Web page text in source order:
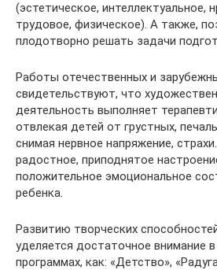
(эстетическое, интеллектуальное,
трудовое, физическое). А также,
плодотворно решать задачи
Работы отечественных и
свидетельствуют, что
деятельность выполняет
отвлекая детей от грустных,
снимая нервное напряжение,
радостное, приподнятое
положительное эмоциональное
ребенка.
Развитию творческих
уделяется достаточное внимание
программах, как: «Детство»,